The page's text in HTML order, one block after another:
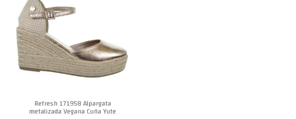
Refresh 171958 Alpargata
metalizada Vegana Cuña Yute